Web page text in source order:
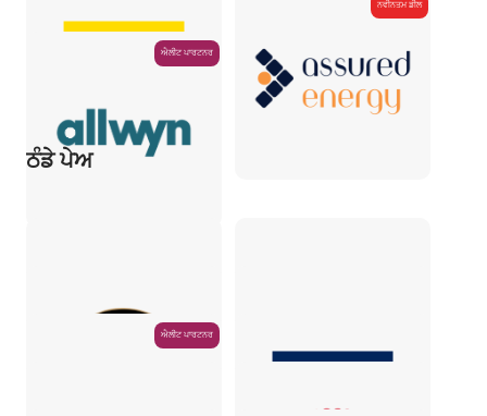
ਨਵੀਨਤਮ ਡੀਲ
ਐਲੀਟ ਪਾਰਟਨਰ
ਠੰਡੇ ਪੇਅ
ਐਲੀਟ ਪਾਰਟਨਰ